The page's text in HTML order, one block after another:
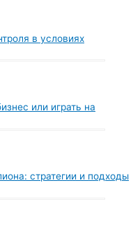
в условиях
или играть на
стратегии и подходы